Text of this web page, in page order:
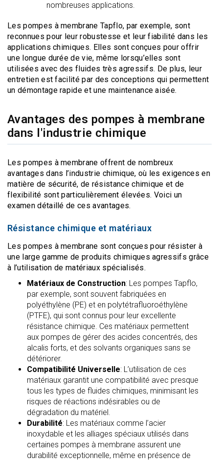
nombreuses applications.
Les pompes à membrane Tapflo, par exemple, sont
reconnues pour leur robustesse et leur fiabilité dans les
applications chimiques. Elles sont conçues pour offrir
une longue durée de vie, même lorsqu’elles sont
utilisées avec des fluides très agressifs. De plus, leur
entretien est facilité par des conceptions qui permettent
un démontage rapide et une maintenance aisée.
Avantages des pompes à membrane
dans l'industrie chimique
Les pompes à membrane offrent de nombreux
avantages dans l’industrie chimique, où les exigences en
matière de sécurité, de résistance chimique et de
flexibilité sont particulièrement élevées. Voici un
examen détaillé de ces avantages.
Résistance chimique et matériaux
Les pompes à membrane sont conçues pour résister à
une large gamme de produits chimiques agressifs grâce
à l’utilisation de matériaux spécialisés.
Matériaux de Construction: Les pompes Tapflo,
par exemple, sont souvent fabriquées en
polyéthylène (PE) et en polytétrafluoroéthylène
(PTFE), qui sont connus pour leur excellente
résistance chimique. Ces matériaux permettent
aux pompes de gérer des acides concentrés, des
alcalis forts, et des solvants organiques sans se
détériorer.
Compatibilité Universelle: L’utilisation de ces
matériaux garantit une compatibilité avec presque
tous les types de fluides chimiques, minimisant les
risques de réactions indésirables ou de
dégradation du matériel.
Durabilité: Les matériaux comme l’acier
inoxydable et les alliages spéciaux utilisés dans
certaines pompes à membrane assurent une
durabilité exceptionnelle, même en présence de